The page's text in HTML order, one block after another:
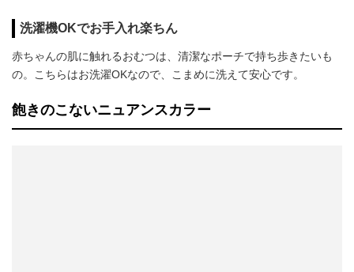
洗濯機OKでお手入れ楽ちん
赤ちゃんの肌に触れるおむつは、清潔なポーチで持ち歩きたいも
の。こちらはお洗濯OKなので、こまめに洗えて安心です。
飽きのこないニュアンスカラー